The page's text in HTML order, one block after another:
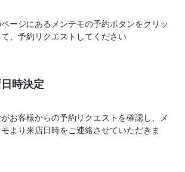
ージにあるメンテモの予約ボタンをクリッ
、予約リクエストしてください
時決定
お客様からの予約リクエストを確認し、メ
より来店日時をご連絡させていただきま